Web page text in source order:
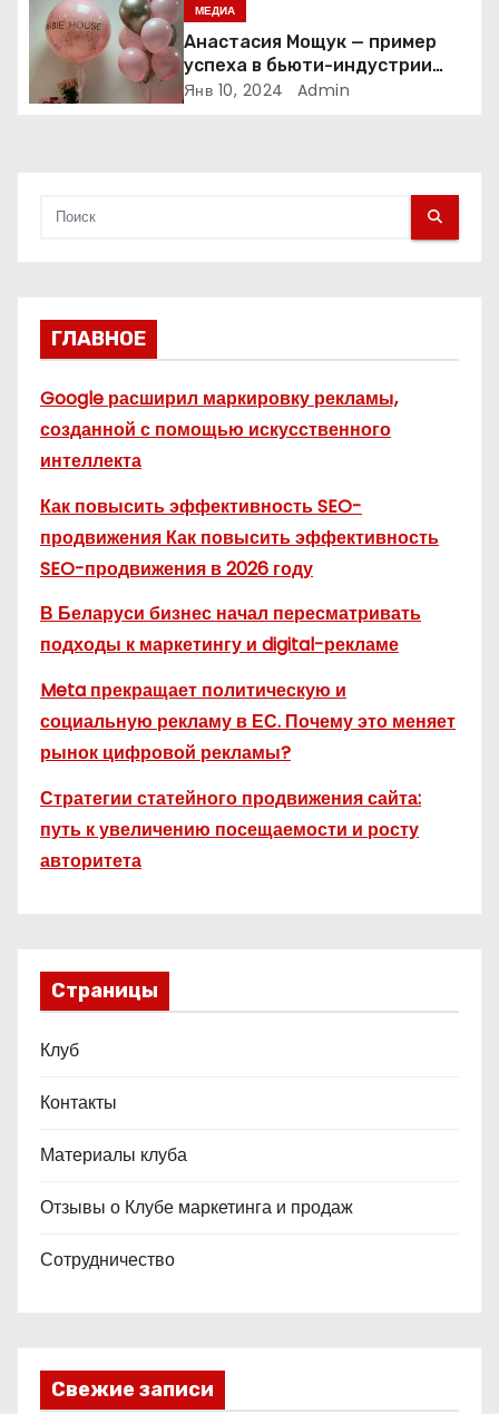
и
с
МЕДИА
Анастасия Мощук — пример
успеха в бьюти-индустрии
Беларуси
Янв 10, 2024 Admin
ГЛАВНОЕ
Google расширил маркировку рекламы,
созданной с помощью искусственного
интеллекта
Как повысить эффективность SEO-
продвижения Как повысить эффективность
SEO-продвижения в 2026 году
В Беларуси бизнес начал пересматривать
подходы к маркетингу и digital-рекламе
Meta прекращает политическую и
социальную рекламу в ЕС. Почему это меняет
рынок цифровой рекламы?
Стратегии статейного продвижения сайта:
путь к увеличению посещаемости и росту
авторитета
Страницы
Клуб
Контакты
Материалы клуба
Отзывы о Клубе маркетинга и продаж
Сотрудничество
Свежие записи